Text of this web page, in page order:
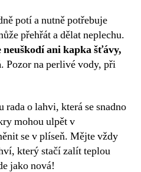
potí a nutně potřebuje
přehřát a dělat neplechu.
neuškodí ani kapka šťávy,
. Pozor na perlivé vody, při
rada o lahvi, která se snadno
mohou ulpět v
se v plíseň. Mějte vždy
který stačí zalít teplou
jako nová!